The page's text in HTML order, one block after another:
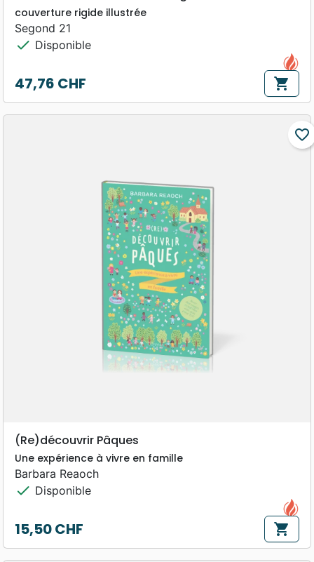
couverture rigide illustrée
Segond 21
check Disponible
Prix
47,76 CHF shopping_cart
favorite_border
(Re)découvrir Pâques
Une expérience à vivre en famille
Barbara Reaoch
check Disponible
Prix
15,50 CHF shopping_cart